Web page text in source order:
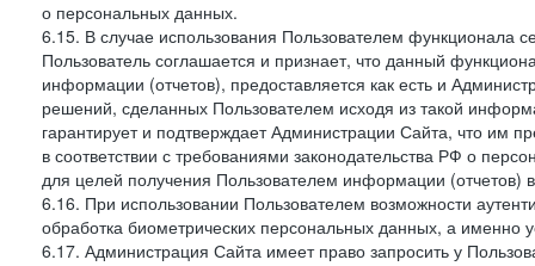
о персональных данных.
6.15. В случае использования Пользователем функционала
Пользователь соглашается и признает, что данный
информации (отчетов), предоставляется как есть и
решений, сделанных Пользователем исходя из такой
гарантирует и подтверждает Администрации Сайта, что им
в соответствии с требованиями законодательства РФ о
для целей получения Пользователем информации (отчетов)
6.16. При использовании Пользователем возможности
обработка биометрических персональных данных, а именно
6.17. Администрация Сайта имеет право запросить у